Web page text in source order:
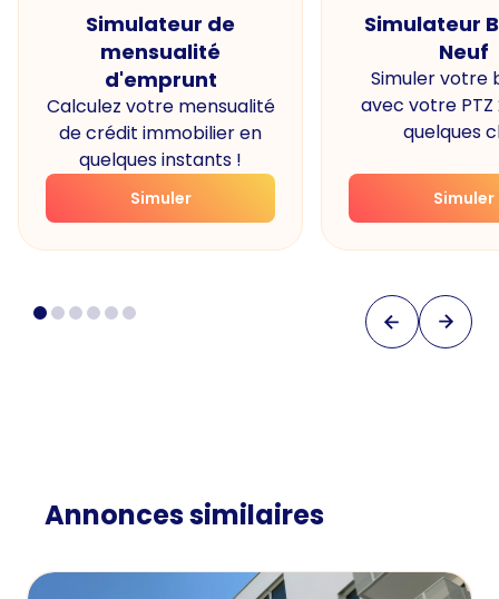
Simulateur de
mensualité
d'emprunt
Calculez votre mensualité
de crédit immobilier en
quelques instants !
Simuler
Simulateur
Neuf
Simuler votre
avec votre PTZ
quelques
Simuler
Annonces similaires